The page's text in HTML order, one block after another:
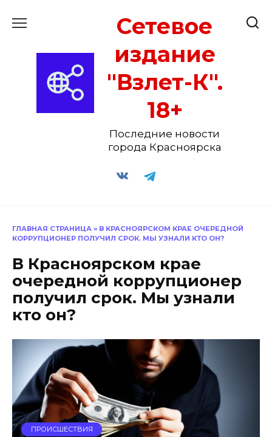
Сетевое
издание
"Взлет-К".
18+
Последние новости
города Красноярска
ГЛАВНАЯ СТРАНИЦА » В КРАСНОЯРСКОМ КРАЕ ОЧЕРЕДНОЙ
КОРРУПЦИОНЕР ПОЛУЧИЛ СРОК. МЫ УЗНАЛИ КТО ОН?
В Красноярском крае
очередной коррупционер
получил срок. Мы узнали
кто он?
ПРОИСШЕСТВИЯ